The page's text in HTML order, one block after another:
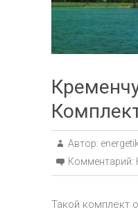
Автор: energetik
Комментарий:
Такой комплект